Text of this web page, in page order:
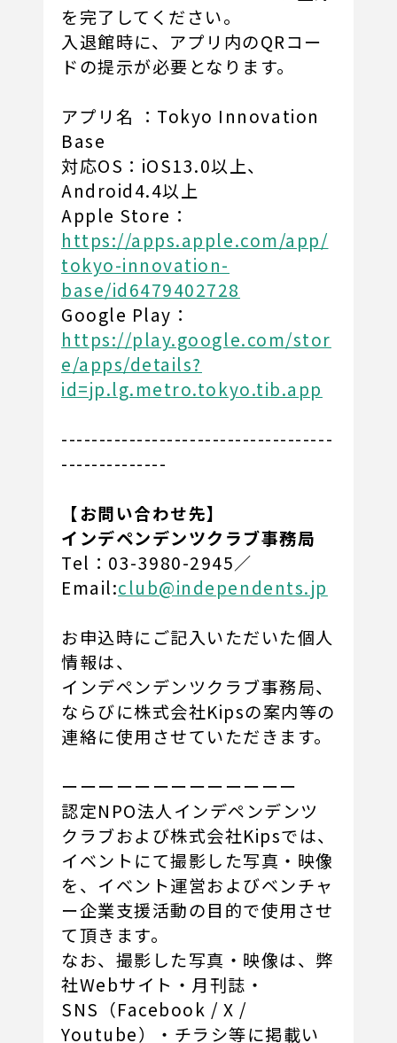
を完了してください。
入退館時に、アプリ内のQRコー
ドの提示が必要となります。
アプリ名 ：Tokyo Innovation
Base
対応OS：iOS13.0以上、
Android4.4以上
Apple Store：
https://apps.apple.com/app/
tokyo-innovation-
base/id6479402728
Google Play：
https://play.google.com/stor
e/apps/details?
id=jp.lg.metro.tokyo.tib.app
------------------------------------
--------------
【お問い合わせ先】
インデペンデンツクラブ事務局
Tel：03-3980-2945／
Email:club@independents.jp
お申込時にご記入いただいた個人
情報は、
インデペンデンツクラブ事務局、
ならびに株式会社Kipsの案内等の
連絡に使用させていただきます。
ーーーーーーーーーーーーー
認定NPO法人インデペンデンツ
クラブおよび株式会社Kipsでは、
イベントにて撮影した写真・映像
を、イベント運営およびベンチャ
ー企業支援活動の目的で使用させ
て頂きます。
なお、撮影した写真・映像は、弊
社Webサイト・月刊誌・
SNS（Facebook / X /
Youtube）・チラシ等に掲載い